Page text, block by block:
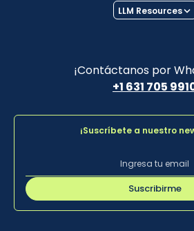
¡Contáctanos por
+1 631 705
LLM Resources
¡Suscríbete a nuestro
Suscribirme